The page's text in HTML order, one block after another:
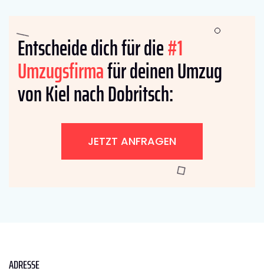
Entscheide dich für die#1
Umzugsfirmafür deinen Umzug
von Kiel nach Dobritsch:
JETZT ANFRAGEN
ADRESSE